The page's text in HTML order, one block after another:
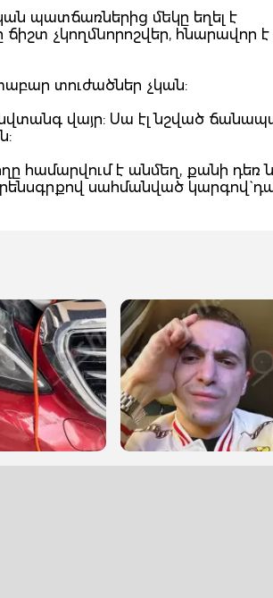
պատճառներից մեկը եղել է
ճիշտ չկողմնորոշվեր, հնարավոր
տուժածներ չկան:
վայր: Սա էլ նշված
համարվում է անմեղ, քանի դեռ
սահմանված կարգով`